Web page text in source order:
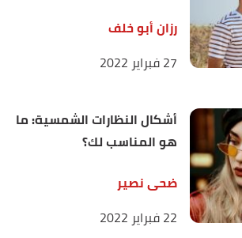
رزان أبو خلف
27 فبراير 2022
أشكال النظارات الشمسية: ما
هو المناسب لك؟
ضحى نصير
22 فبراير 2022